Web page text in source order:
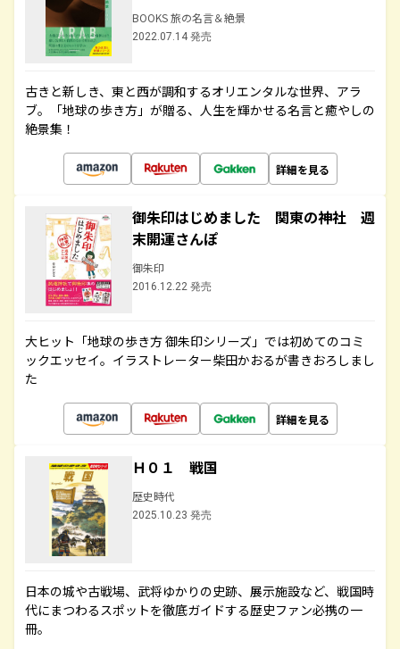
BOOKS 旅の名言＆絶景
2022.07.14 発売
古きと新しき、東と西が調和するオリエンタルな世界、アラ
ブ。「地球の歩き方」が贈る、人生を輝かせる名言と癒やしの
絶景集！
詳細を見る
御朱印はじめました 関東の神社 週
末開運さんぽ
御朱印
2016.12.22 発売
大ヒット「地球の歩き方 御朱印シリーズ」では初めてのコミ
ックエッセイ。イラストレーター柴田かおるが書きおろしまし
た
詳細を見る
Ｈ０１ 戦国
歴史時代
2025.10.23 発売
日本の城や古戦場、武将ゆかりの史跡、展示施設など、戦国時
代にまつわるスポットを徹底ガイドする歴史ファン必携の一
冊。